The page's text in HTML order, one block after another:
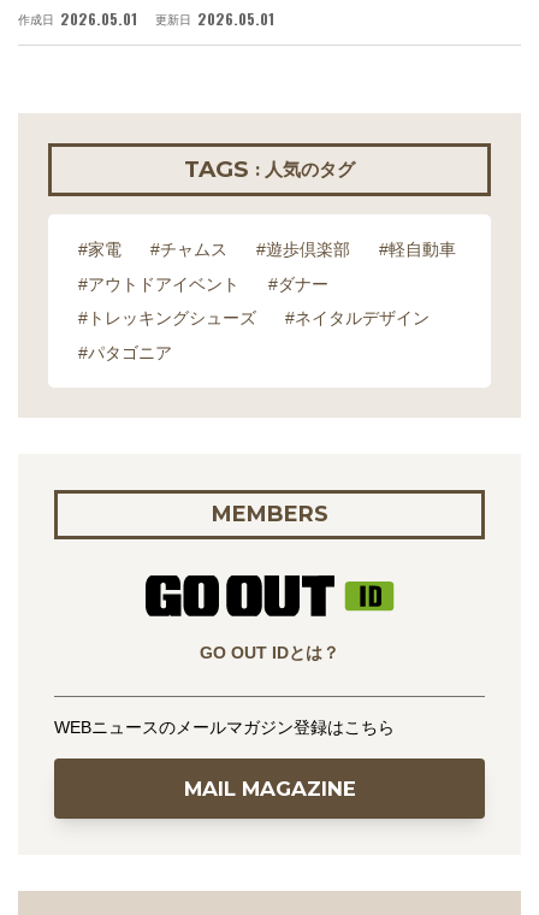
作成日 2026.05.01 更新日 2026.05.01
TAGS : 人気のタグ
#家電 #チャムス #遊歩倶楽部
#軽自動車
#アウトドアイベント
#ダナー
#トレッキングシューズ
#ネイタルデザイン
#パタゴニア
MEMBERS
GO OUT IDとは？
WEBニュースのメールマガジン登録はこちら
MAIL MAGAZINE